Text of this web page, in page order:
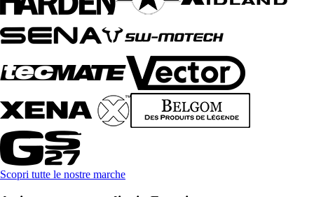
Scopri tutte le nostre marche